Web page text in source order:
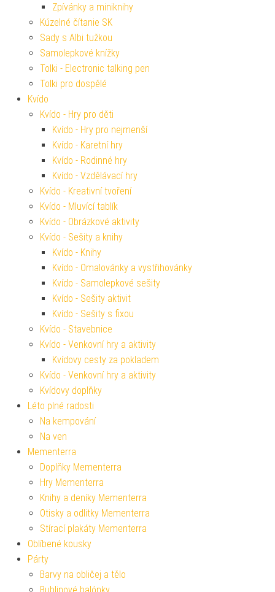
Zpívánky a miniknihy
Kúzelné čítanie SK
Sady s Albi tužkou
Samolepkové knížky
Tolki - Electronic talking pen
Tolki pro dospělé
Kvído
Kvído - Hry pro děti
Kvído - Hry pro nejmenší
Kvído - Karetní hry
Kvído - Rodinné hry
Kvído - Vzdělávací hry
Kvído - Kreativní tvoření
Kvído - Mluvící tablík
Kvído - Obrázkové aktivity
Kvído - Sešity a knihy
Kvído - Knihy
Kvído - Omalovánky a vystřihovánky
Kvído - Samolepkové sešity
Kvído - Sešity aktivit
Kvído - Sešity s fixou
Kvído - Stavebnice
Kvído - Venkovní hry a aktivity
Kvídovy cesty za pokladem
Kvído - Venkovní hry a aktivity
Kvídovy doplňky
Léto plné radosti
Na kempování
Na ven
Mementerra
Doplňky Mementerra
Hry Mementerra
Knihy a deníky Mementerra
Otisky a odlitky Mementerra
Stírací plakáty Mementerra
Oblíbené kousky
Párty
Barvy na obličej a tělo